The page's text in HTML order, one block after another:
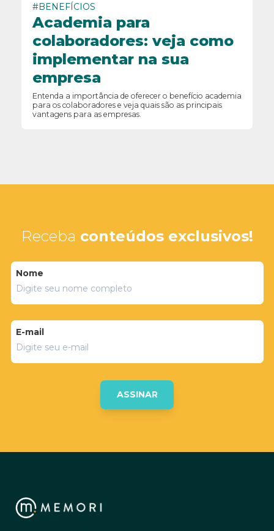
#BENEFÍCIOS
Academia para
colaboradores: veja como
implementar na sua
empresa
Entenda a importância de oferecer o benefício academia
para os colaboradores e veja quais são as principais
vantagens para as empresas.
Receba conteúdos exclusivos!
Nome
E-mail
ASSINAR